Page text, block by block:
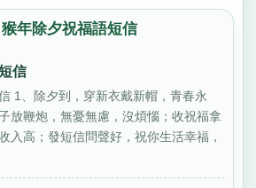
年除夕祝福語短信
信
1、除夕到，穿新衣戴新帽，青春永
放鞭炮，無憂無慮，沒煩惱；收祝福拿
入高；發短信問聲好，祝你生活幸福，